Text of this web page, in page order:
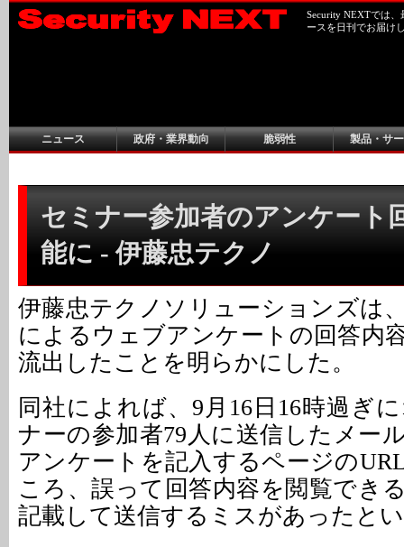
Security NEXTでは
ースを日刊でお届け
ニュース 政府・業界動向 脆弱性 製品・サ
セミナー参加者のアンケート
能に - 伊藤忠テクノ
伊藤忠テクノソリューションズは
によるウェブアンケートの回答内
流出したことを明らかにした。
同社によれば、9月16日16時過ぎ
ナーの参加者79人に送信したメー
アンケートを記入するページの
ころ、誤って回答内容を閲覧でき
記載して送信するミスがあったと